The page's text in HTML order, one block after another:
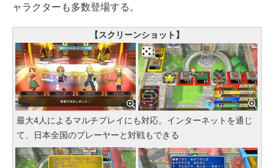
ャラクターも多数登場する。
【スクリーンショット】
最大4人によるマルチプレイにも対応。インターネットを通じ
て、日本全国のプレーヤーと対戦もできる